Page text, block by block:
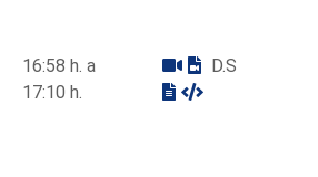
16:58 h. a
17:10 h.
D.S